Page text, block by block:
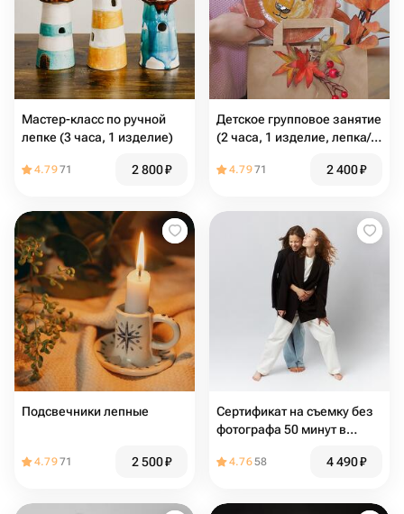
Мастер-класс по ручной
лепке (3 часа, 1 изделие)
4.7971 2 800₽
Детское групповое занятие
(2 часа, 1 изделие, лепка/
4.7971 2 400₽
Подсвечники лепные
4.7971 2 500₽
Сертификат на съемку без
фотографа 50 минут в
Nocamera
4.7658 4 490₽